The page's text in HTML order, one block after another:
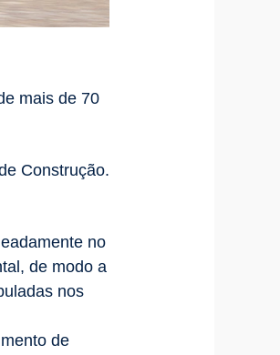
mais de 70
Construção.
no
de modo a
nos
de